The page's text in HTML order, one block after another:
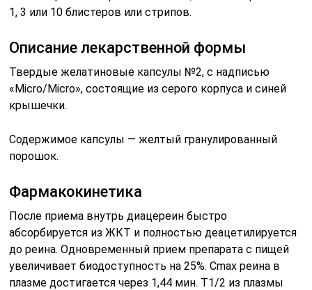
1, 3 или 10 блистеров или стрипов.
Описание лекарственной формы
Твердые желатиновые капсулы №2, с надписью
«Micro/Micro», состоящие из серого корпуса и синей
крышечки.
Содержимое капсулы — желтый гранулированный
порошок.
Фармакокинетика
После приема внутрь диацереин быстро
абсорбируется из ЖКТ и полностью деацетилируется
до реина. Одновременный прием препарата с пищей
увеличивает биодоступность на 25%. Cmax реина в
плазме достигается через 1,44 мин. T1/2 из плазмы